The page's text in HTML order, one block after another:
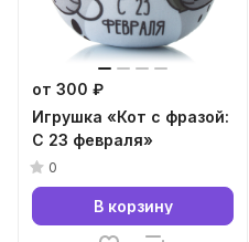
от 300 ₽
Игрушка «Кот с фразой:
С 23 февраля»
0
В корзину